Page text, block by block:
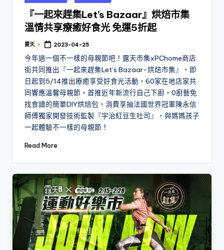
in
『一起來趕集Let’s Bazaar』烘焙市集
溫情共享療癒好食光 免運5折起
Posted
夏天 2023-04-25
今年過一個不一樣的母親節吧！露天市集xPChome商店
街共同推出『一起來趕集Let’s Bazaar-烘焙市集』，即
日起到5/14推出療癒享受好食光活動，60家在地店家共
同響應溫馨母親節，首推近年新流行自己下廚，0廚藝免
找食譜的簡單DIY烘焙包，消費享抽法國世界冠軍陳永信
師傅獨家開發技術監製『宇治紅豆生吐司』，與媽媽孩子
一起體驗不一樣的母親節！
Read More